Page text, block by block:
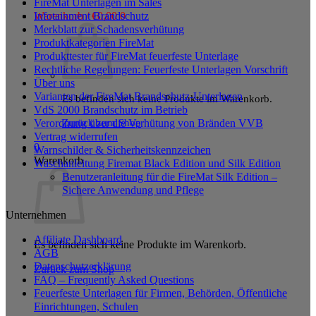
Warenkorb /€0,00 0
Es befinden sich keine Produkte im Warenkorb.
Zurück zum Shop
0
Warenkorb
Es befinden sich keine Produkte im Warenkorb.
Zurück zum Shop
FireMat Unterlagen im Sales
Infotainment Brandschutz
Merkblatt zur Schadensverhütung
Produktkategorien FireMat
Produkttester für FireMat feuerfeste Unterlage
Rechtliche Regelungen: Feuerfeste Unterlagen Vorschrift
Über uns
Varianten der FireMat Brandschutz-Unterlagen
VdS 2000 Brandschutz im Betrieb
Verordnung über die Verhütung von Bränden VVB
Vertrag widerrufen
Warnschilder & Sicherheitskennzeichen
Waschanleitung Firemat Black Edition und Silk Edition
Benutzeranleitung für die FireMat Silk Edition –
Sichere Anwendung und Pflege
Unternehmen
Affiliate Dashboard
AGB
Datenschutzerklärung
FAQ – Frequently Asked Questions
Feuerfeste Unterlagen für Firmen, Behörden, Öffentliche
Einrichtungen, Schulen